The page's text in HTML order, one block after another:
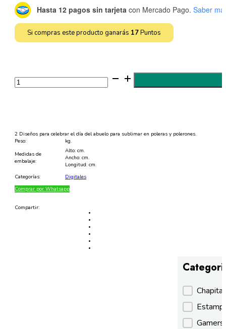
Hasta 12 pagos sin tarjeta con Mercado Pago. Saber
Si compras este producto ganarás 17Puntos
2
Diseños
Día
en
Poleras
PDF
y
cantidad
2 Diseños para celebrar el día del abuelo para sublimar en poleras y polerones.
Peso:
kg.
Medidas de
embalaje:
Alto: cm.
Ancho: cm.
Longitud: cm.
Categorías:
Digitales
Comprar por Whatsapp
Compartir:
Gamers